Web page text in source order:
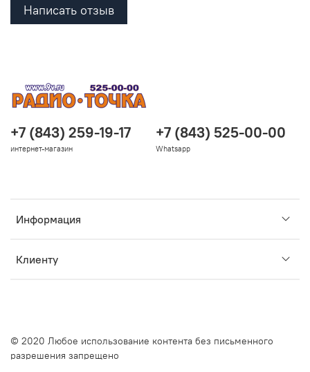
Написать отзыв
Информация
Клиенту
+7 (843) 259-19-17
интернет-магазин
+7 (843) 525-00-00
Whatsapp
© 2020 Любое использование контента без письменного
разрешения запрещено